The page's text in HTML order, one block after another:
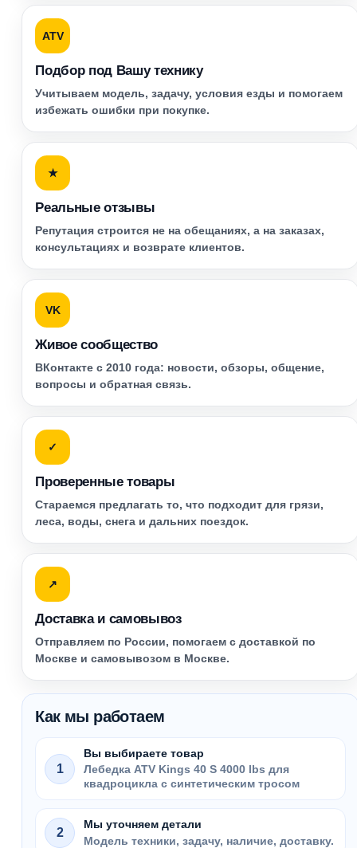
ATV
Подбор под Вашу технику
Учитываем модель, задачу, условия езды и помогаем
избежать ошибки при покупке.
★
Реальные отзывы
Репутация строится не на обещаниях, а на заказах,
консультациях и возврате клиентов.
VK
Живое сообщество
ВКонтакте с 2010 года: новости, обзоры, общение,
вопросы и обратная связь.
✓
Проверенные товары
Стараемся предлагать то, что подходит для грязи,
леса, воды, снега и дальних поездок.
↗
Доставка и самовывоз
Отправляем по России, помогаем с доставкой по
Москве и самовывозом в Москве.
Как мы работаем
1
Вы выбираете товар
Лебедка ATV Kings 40 S 4000 lbs для
квадроцикла с синтетическим тросом
2
Мы уточняем детали
Модель техники, задачу, наличие, доставку.